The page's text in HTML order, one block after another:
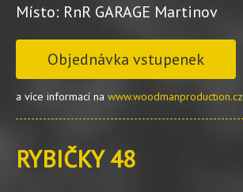
Místo: RnR GARAGE Martinov
Objednávka vstupenek
a více informací na www.woodmanproduction.cz
RYBIČKY 48